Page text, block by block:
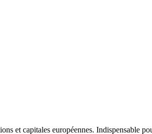
et capitales européennes. Indispensable